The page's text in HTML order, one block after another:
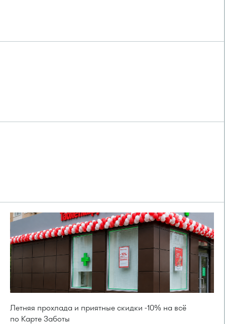
Летняя прохлада и приятные скидки -10% на всё
по Карте Заботы